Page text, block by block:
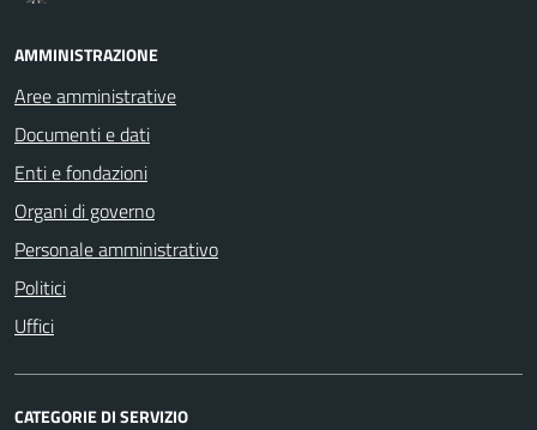
AMMINISTRAZIONE
Aree amministrative
Documenti e dati
Enti e fondazioni
Organi di governo
Personale amministrativo
Politici
Uffici
CATEGORIE DI SERVIZIO